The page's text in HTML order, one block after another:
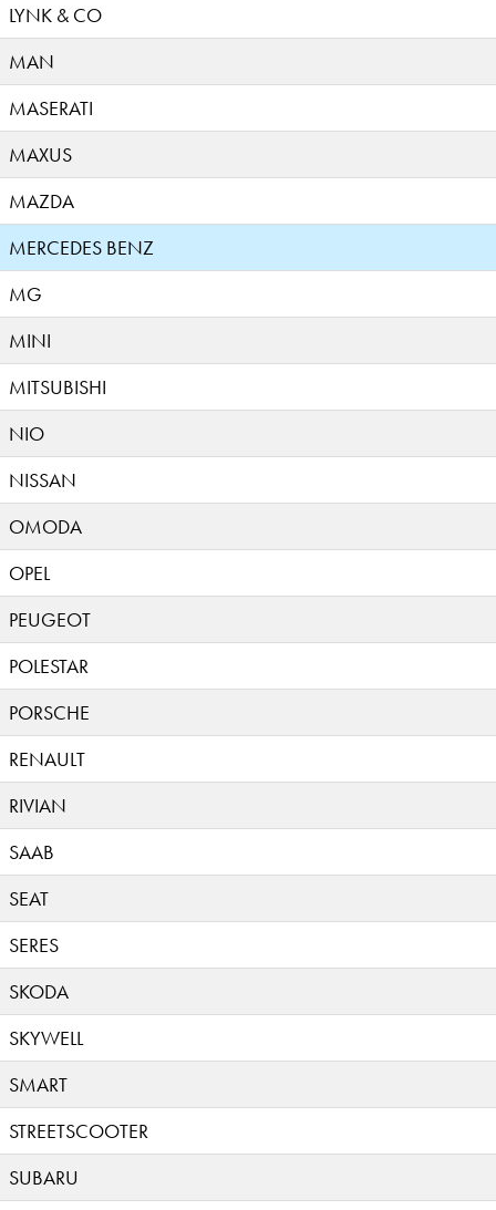
LYNK & CO
MAN
MASERATI
MAXUS
MAZDA
MERCEDES BENZ
MG
MINI
MITSUBISHI
NIO
NISSAN
OMODA
OPEL
PEUGEOT
POLESTAR
PORSCHE
RENAULT
RIVIAN
SAAB
SEAT
SERES
SKODA
SKYWELL
SMART
STREETSCOOTER
SUBARU